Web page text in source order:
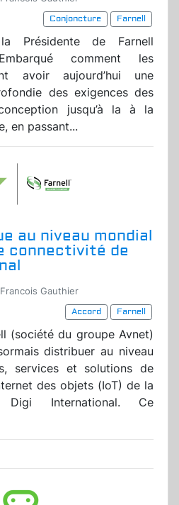
Conjoncture
Farnell
Présidente de Farnell
comment les
avoir aujourd’hui une
des exigences des
jusqu’à la à la
en passant...
au niveau mondial
connectivité de
Gauthier
Accord
Farnell
(société du groupe Avnet)
distribuer au niveau
services et solutions de
des objets (IoT) de la
Digi International. Ce